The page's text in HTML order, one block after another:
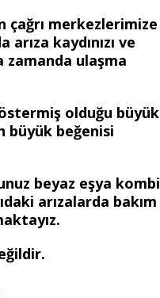
çağrı merkezlerimize
arıza kaydınızı ve
ulaşma
olduğu büyük
büyük beğenisi
beyaz eşya kombi
arızalarda bakım